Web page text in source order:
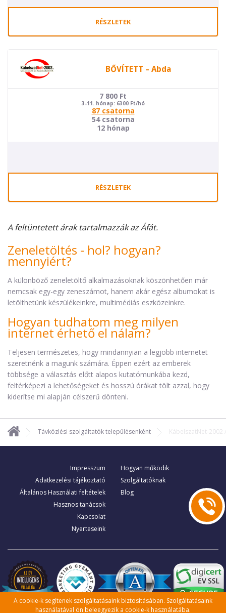
RÉSZLETEK
BŐVÍTETT – Abda
7 800 Ft
3-11. hónap: 6300 Ft/hó
87 csatorna
54 csatorna
12 hónap
RÉSZLETEK
A feltüntetett árak tartalmazzák az Áfát.
Zeneletöltés - hol? hogyan?
mennyiért?
A különböző zeneletöltő alkalmazásoknak köszönhetően már
nemcsak egy-egy zeneszámot, hanem akár egész albumokat is
letölthetünk készülékeinkre, multimédiás eszközeinkre.
Hogyan tudhatom meg milyen
internet érhető el nálam?
Teljesen természetes, hogy mindannyian a legjobb internetet
szeretnénk a magunk számára. Éppen ezért az emberek
többsége a választás előtt alapos kutatómunkába kezd,
feltérképezi a lehetőségeket és hosszú órákat tölt azzal, hogy
kiderítse mi alapján célszerű dönteni.
Távközlési szolgáltatók településenként KábelszatNet-2002
Impresszum
Adatkezelési tájékoztató
Általános Használati feltételek
Hasznos tanácsok
Kapcsolat
Nyerteseink
Hogyan működik
Szolgáltatóknak
Blog
A cookie-k segítenek szolgáltatásaink biztosításában. Szolgáltatásaink
használatával ön beleegyezik a cookie-k használatába.